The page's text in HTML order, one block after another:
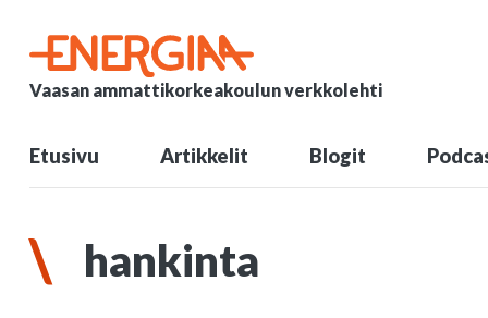
Vaasan ammattikorkeakoulun verkkolehti
Etusivu Artikkelit Blogit
hankinta